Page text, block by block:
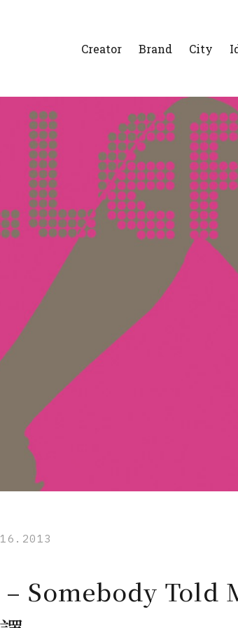
Creator Brand City
Somebody Told